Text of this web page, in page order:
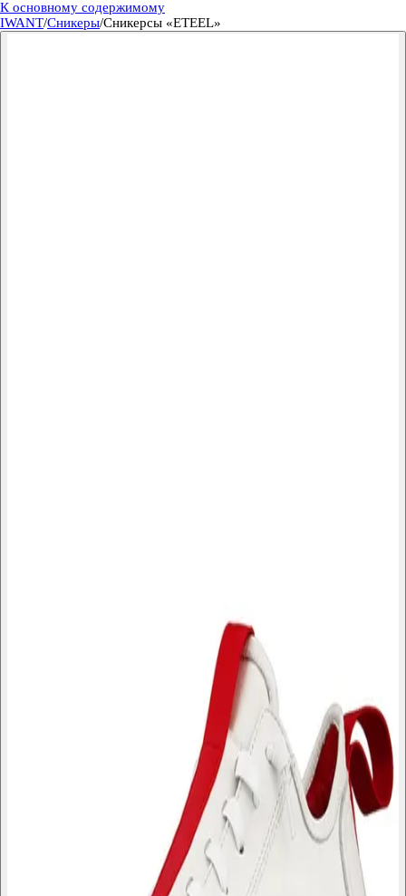
К основному содержимому
IWANT/Сникеры/Сникерсы «ETEEL»